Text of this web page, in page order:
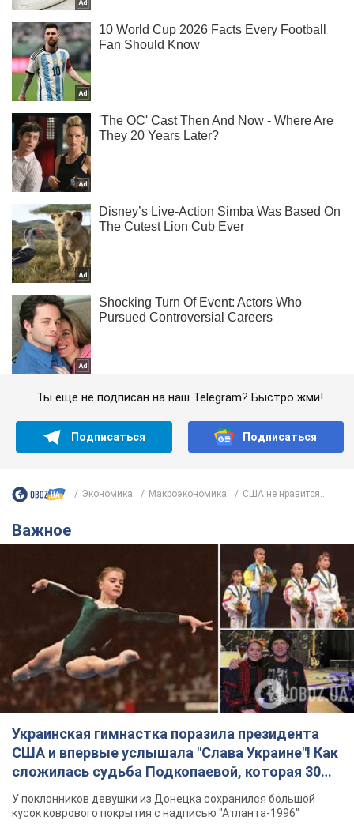
Ты еще не подписан на наш Telegram? Быстро жми!
Подписаться Подписаться
Экономика Mакроэкономика США не нравится...
Важное
Украинская гимнастка поразила президента
США и впервые услышала "Слава Украине"! Как
сложилась судьба Подкопаевой, которая 30
лет назад завоевала "золото" Олимпиады
У поклонников девушки из Донецка сохранился большой
кусок коврового покрытия с надписью "Атланта-1996"